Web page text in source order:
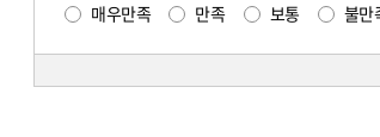
매우만족 만족 보통 불만